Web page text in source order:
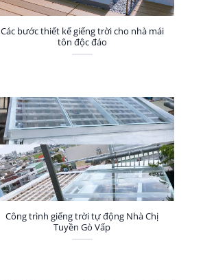
Các bước thiết kế giếng trời cho nhà mái
tôn độc đáo
Công trình giếng trời tự động Nhà Chị
Tuyền Gò Vấp